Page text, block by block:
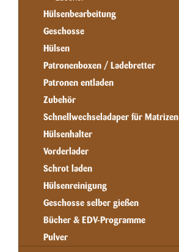
Hülsenbearbeitung
Geschosse
Hülsen
Patronenboxen / Ladebretter
Patronen entladen
Zubehör
Schnellwechseladaper für Matrizen
Hülsenhalter
Vorderlader
Schrot laden
Hülsenreinigung
Geschosse selber gießen
Bücher & EDV-Programme
Pulver